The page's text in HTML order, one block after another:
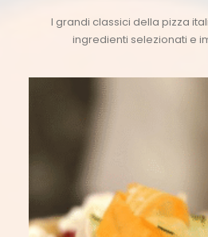
I grandi classici della pizza
ingredienti selezionati e